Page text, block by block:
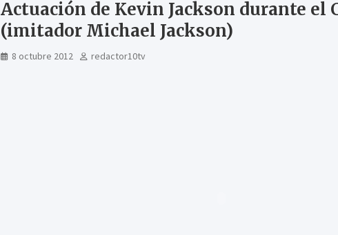
Actuación de Kevin Jackson durante el
(imitador Michael Jackson)
8 octubre 2012 redactor10tv